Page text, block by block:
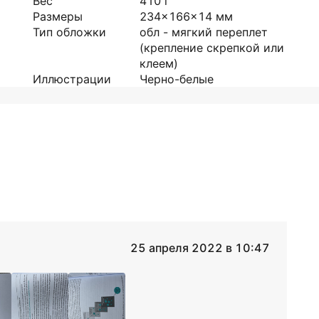
Размеры
234x166x14 мм
Тип обложки
обл - мягкий переплет
(крепление скрепкой или
клеем)
Иллюстрации
Черно-белые
25 апреля 2022 в 10:47